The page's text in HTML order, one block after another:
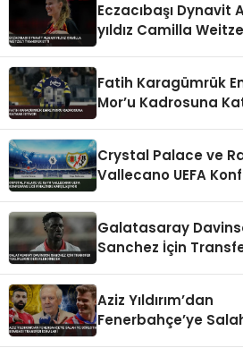
Eczacıbaşı Dynavit
yıldız Camilla
Fatih Karagümrük
Mor’u Kadrosuna
Crystal Palace ve
Vallecano UEFA
Galatasaray
Sanchez İçin
Aziz Yıldırım’dan
Fenerbahçe’ye